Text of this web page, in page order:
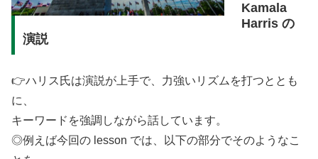
Kamala
Harris の
演説
👉ハリス氏は演説が上手で、力強いリズムを打つととも
に、
キーワードを強調しながら話しています。
◎例えば今回の lesson では、以下の部分でそのようなこ